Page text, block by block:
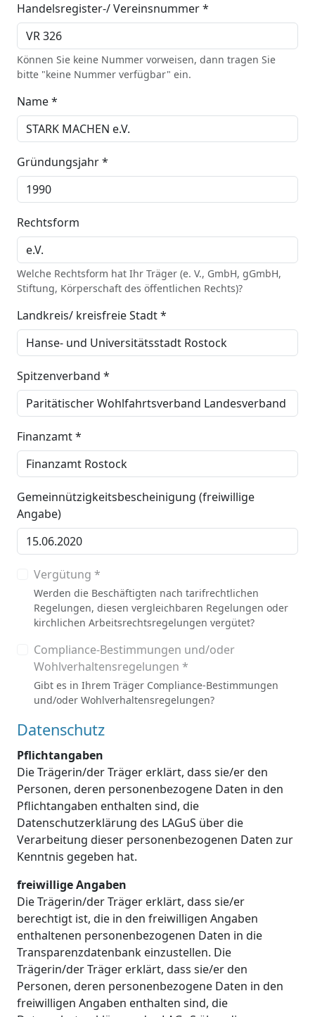
Handelsregister-/ Vereinsnummer *
Können Sie keine Nummer vorweisen, dann tragen Sie
bitte "keine Nummer verfügbar" ein.
Name *
Gründungsjahr *
Rechtsform
Welche Rechtsform hat Ihr Träger (e. V., GmbH, gGmbH,
Stiftung, Körperschaft des öffentlichen Rechts)?
Landkreis/ kreisfreie Stadt *
Spitzenverband *
Finanzamt *
Gemeinnützigkeitsbescheinigung (freiwillige
Angabe)
Vergütung *
Werden die Beschäftigten nach tarifrechtlichen
Regelungen, diesen vergleichbaren Regelungen oder
kirchlichen Arbeitsrechtsregelungen vergütet?
Compliance-Bestimmungen und/oder
Wohlverhaltensregelungen *
Gibt es in Ihrem Träger Compliance-Bestimmungen
und/oder Wohlverhaltensregelungen?
Datenschutz
Pflichtangaben
Die Trägerin/der Träger erklärt, dass sie/er den
Personen, deren personenbezogene Daten in den
Pflichtangaben enthalten sind, die
Datenschutzerklärung des LAGuS über die
Verarbeitung dieser personenbezogenen Daten zur
Kenntnis gegeben hat.
freiwillige Angaben
Die Trägerin/der Träger erklärt, dass sie/er
berechtigt ist, die in den freiwilligen Angaben
enthaltenen personenbezogenen Daten in die
Transparenzdatenbank einzustellen. Die
Trägerin/der Träger erklärt, dass sie/er den
Personen, deren personenbezogene Daten in den
freiwilligen Angaben enthalten sind, die